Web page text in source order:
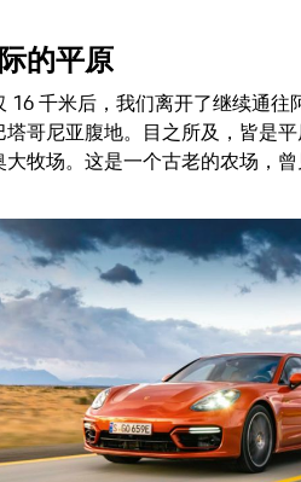
的平原
16 千米后，我们离开了继续通
塔哥尼亚腹地。目之所及，皆是
牧场。这是一个古老的农场，曾